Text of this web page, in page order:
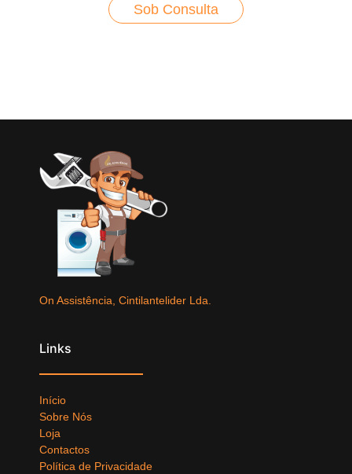
Sob Consulta
On Assistência, Cintilantelider Lda.
Links
Início
Sobre Nós
Loja
Contactos
Política de Privacidade